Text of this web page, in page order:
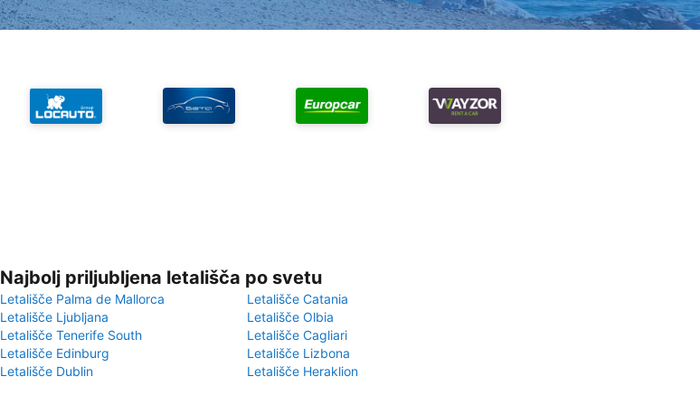
Najbolj priljubljena letališča po svetu
Letališče Palma de Mallorca
Letališče Catania
Letališče Ljubljana
Letališče Olbia
Letališče Tenerife South
Letališče Cagliari
Letališče Edinburg
Letališče Lizbona
Letališče Dublin
Letališče Heraklion